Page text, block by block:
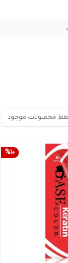
محصولات موجود
%10